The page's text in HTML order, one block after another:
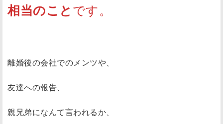
相当のことです。
離婚後の会社でのメンツや、
友達への報告、
親兄弟になんて言われるか、